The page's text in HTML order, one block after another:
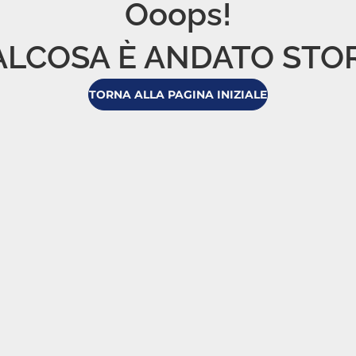
Ooops!
È ANDATO
TORNA ALLA PAGINA INIZIALE